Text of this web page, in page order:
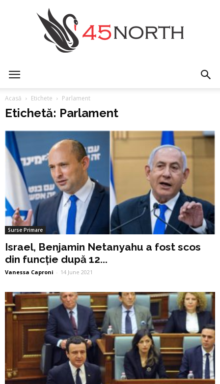
Acasă Etichete Parlament
Etichetă: Parlament
Surse Primare
Israel, Benjamin Netanyahu a fost scos
din funcție după 12...
Vanessa Caproni - 14 June 2021